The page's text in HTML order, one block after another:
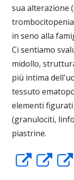
sua alterazione
in seno alla
Ci sentiamo
midollo,
più intima
tessuto
elementi
(granulociti,
piastrine.
Apre